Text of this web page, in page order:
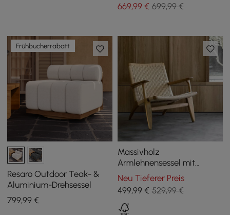
669,99€ 699,99 €
Frühbucherrabatt
Resaro Outdoor Teak- &
Aluminium-Drehsessel
799,99 €
Massivholz
Armlehnensessel mit
geflochtenem
Kraftpapierseil Rücken &
Sitz
Neu Tieferer Preis
499,99€ 529,99 €